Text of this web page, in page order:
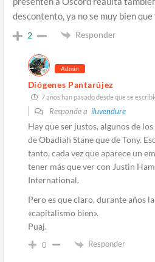
descontento, ya no se muy bien
2 Responder
Admin
Diógenes Pantarújez
7 años han pasado desde que se
Responde a iluvendure
Hay que ser justos, algunos de
de Obadiah Stane que de Tony.
tanto, cada vez que aparece un
tener más que ver con Justin
International.
Pero es que claro, durante años
«capitalismo bien».
Puaj.
0 Responder